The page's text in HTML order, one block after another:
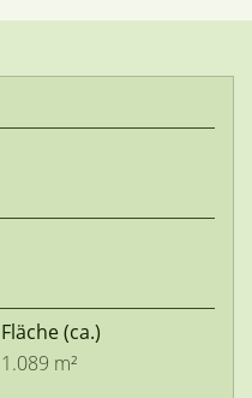
Fläche(ca.)
1.089 m²